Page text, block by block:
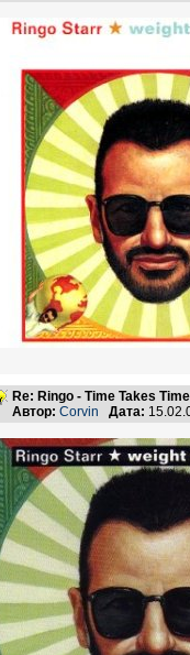
Re: Ringo - Time Takes Time
Автор: Corvin Дата: